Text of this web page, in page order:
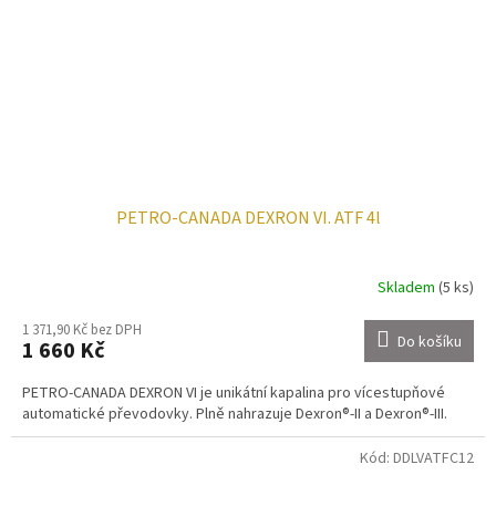
PETRO-CANADA DEXRON VI. ATF 4l
Skladem (5 ks)
1 371,90 Kč bez DPH
1 660 Kč Do košíku
PETRO-CANADA DEXRON VI je unikátní kapalina pro vícestupňové
automatické převodovky. Plně nahrazuje Dexron®-II a Dexron®-III.
Kód: DDLVATFC12